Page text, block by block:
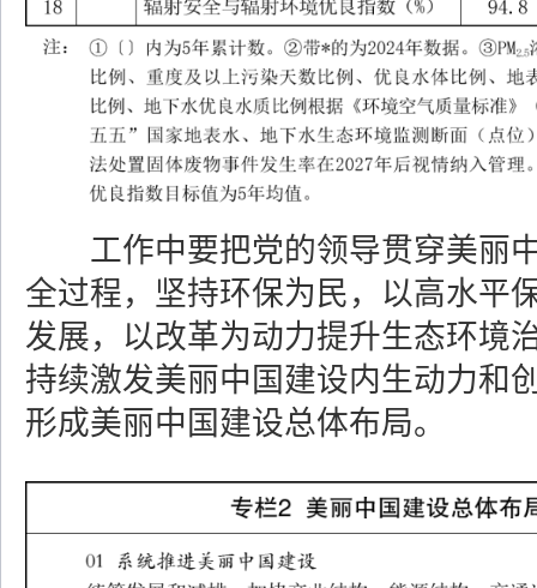
工作中要把党的领导贯穿美丽
全过程，坚持环保为民，以高水平
发展，以改革为动力提升生态环境
持续激发美丽中国建设内生动力和
形成美丽中国建设总体布局。